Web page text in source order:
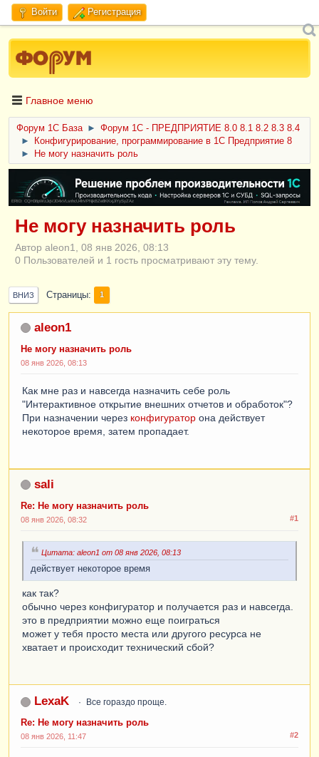
Войти Регистрация
Главное меню
Форум 1C База ►
Форум 1С - ПРЕДПРИЯТИЕ 8.0 8.1 8.2 8.3 8.4
►
Конфигурирование, программирование в 1С Предприятие 8
►
Не могу назначить роль
ERID: CQH36pWzJqVJD4xVLsnhcU4hVPNjkBZe8KKxjJiYySyZAz
Не могу назначить роль
Автор aleon1, 08 янв 2026, 08:13
0 Пользователей и 1 гость просматривают эту тему.
ВНИЗ Страницы 1
aleon1
Не могу назначить роль
08 янв 2026, 08:13
Как мне раз и навсегда назначить себе роль
"Интерактивное открытие внешних отчетов и обработок"?
При назначении через конфигуратор она действует
некоторое время, затем пропадает.
sali
Re: Не могу назначить роль
#1
08 янв 2026, 08:32
Цитата: aleon1 от 08 янв 2026, 08:13
действует некоторое время
как так?
обычно через конфигуратор и получается раз и навсегда.
это в предприятии можно еще поиграться
может у тебя просто места или другого ресурса не
хватает и происходит технический сбой?
LexaK Все гораздо проще.
Re: Не могу назначить роль
#2
08 янв 2026, 11:47